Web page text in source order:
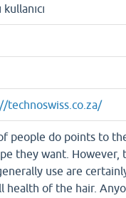
kullanıcı
technoswiss.co.za/
people do points to
they want. However,
use are
health of the hair.